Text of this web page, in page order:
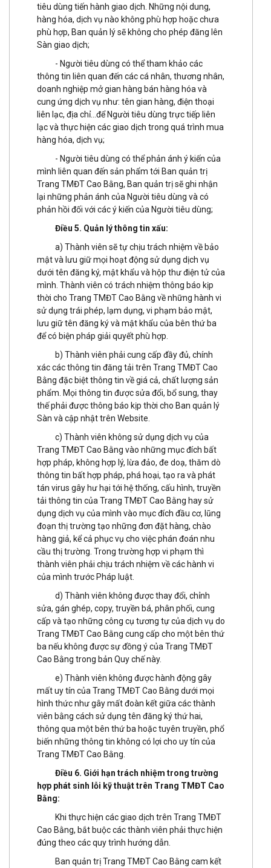
tiêu dùng tiến hành giao dịch. Những nội dung,
hàng hóa, dịch vụ nào không phù hợp hoặc chưa
phù hợp, Ban quản lý sẽ không cho phép đăng lên
Sàn giao dịch;
- Người tiêu dùng có thể tham khảo các
thông tin liên quan đến các cá nhân, thương nhân,
doanh nghiệp mở gian hàng bán hàng hóa và
cung ứng dịch vụ như: tên gian hàng, điện thoại
liên lạc, địa chỉ…để Người tiêu dùng trực tiếp liên
lạc và thực hiện các giao dịch trong quá trình mua
hàng hóa, dịch vụ;
- Người tiêu dùng có thể phản ánh ý kiến của
mình liên quan đến sản phẩm tới Ban quản trị
Trang TMĐT Cao Bằng, Ban quản trị sẽ ghi nhận
lại những phản ánh của Người tiêu dùng và có
phản hồi đối với các ý kiến của Người tiêu dùng;
Điều 5. Quản lý thông tin xấu:
a) Thành viên sẽ tự chịu trách nhiệm về bảo
mật và lưu giữ mọi hoạt động sử dụng dịch vụ
dưới tên đăng ký, mật khẩu và hộp thư điện tử của
mình. Thành viên có trách nhiệm thông báo kịp
thời cho Trang TMĐT Cao Bằng về những hành vi
sử dụng trái phép, lạm dụng, vi phạm bảo mật,
lưu giữ tên đăng ký và mật khẩu của bên thứ ba
để có biện pháp giải quyết phù hợp.
b) Thành viên phải cung cấp đầy đủ, chính
xác các thông tin đăng tải trên Trang TMĐT Cao
Bằng đặc biệt thông tin về giá cả, chất lượng sản
phẩm. Mọi thông tin được sửa đổi, bổ sung, thay
thế phải được thông báo kịp thời cho Ban quản lý
Sàn và cập nhật trên Website.
c) Thành viên không sử dụng dịch vụ của
Trang TMĐT Cao Bằng vào những mục đích bất
hợp pháp, không hợp lý, lừa đảo, đe doạ, thăm dò
thông tin bất hợp pháp, phá hoại, tạo ra và phát
tán virus gây hư hại tới hệ thống, cấu hình, truyền
tải thông tin của Trang TMĐT Cao Bằng hay sử
dụng dịch vụ của mình vào mục đích đầu cơ, lũng
đoạn thị trường tạo những đơn đặt hàng, chào
hàng giả, kể cả phục vụ cho việc phán đoán nhu
cầu thị trường. Trong trường hợp vi phạm thì
thành viên phải chịu trách nhiệm về các hành vi
của mình trước Pháp luật.
d) Thành viên không được thay đổi, chỉnh
sửa, gán ghép, copy, truyền bá, phân phối, cung
cấp và tạo những công cụ tương tự của dịch vụ do
Trang TMĐT Cao Bằng cung cấp cho một bên thứ
ba nếu không được sự đồng ý của Trang TMĐT
Cao Bằng trong bản Quy chế này.
e) Thành viên không được hành động gây
mất uy tín của Trang TMĐT Cao Bằng dưới mọi
hình thức như gây mất đoàn kết giữa các thành
viên bằng cách sử dụng tên đăng ký thứ hai,
thông qua một bên thứ ba hoặc tuyên truyền, phổ
biến những thông tin không có lợi cho uy tín của
Trang TMĐT Cao Bằng.
Điều 6. Giới hạn trách nhiệm trong trường
hợp phát sinh lỗi kỹ thuật trên Trang TMĐT Cao
Bằng:
Khi thực hiện các giao dịch trên Trang TMĐT
Cao Bằng, bắt buộc các thành viên phải thực hiện
đúng theo các quy trình hướng dẫn.
Ban quản trị Trang TMĐT Cao Bằng cam kết